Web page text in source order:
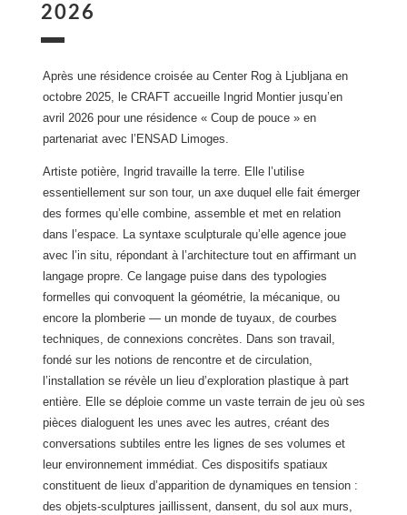
2026
Après une résidence croisée au Center Rog à Ljubljana en
octobre 2025, le CRAFT accueille Ingrid Montier jusqu’en
avril 2026 pour une résidence « Coup de pouce » en
partenariat avec l’ENSAD Limoges.
Artiste potière, Ingrid travaille la terre. Elle l’utilise
essentiellement sur son tour, un axe duquel elle fait émerger
des formes qu’elle combine, assemble et met en relation
dans l’espace. La syntaxe sculpturale qu’elle agence joue
avec l’in situ, répondant à l’architecture tout en aﬃrmant un
langage propre. Ce langage puise dans des typologies
formelles qui convoquent la géométrie, la mécanique, ou
encore la plomberie — un monde de tuyaux, de courbes
techniques, de connexions concrètes. Dans son travail,
fondé sur les notions de rencontre et de circulation,
l’installation se révèle un lieu d’exploration plastique à part
entière. Elle se déploie comme un vaste terrain de jeu où ses
pièces dialoguent les unes avec les autres, créant des
conversations subtiles entre les lignes de ses volumes et
leur environnement immédiat. Ces dispositifs spatiaux
constituent de lieux d’apparition de dynamiques en tension :
des objets-sculptures jaillissent, dansent, du sol aux murs,